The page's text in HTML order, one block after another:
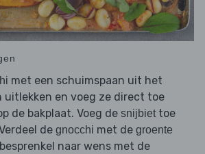
met een schuimspaan uit het
uitlekken en voeg ze direct toe
de bakplaat. Voeg de snijbiettoe
de gnocchi met de groente
naar wens met de